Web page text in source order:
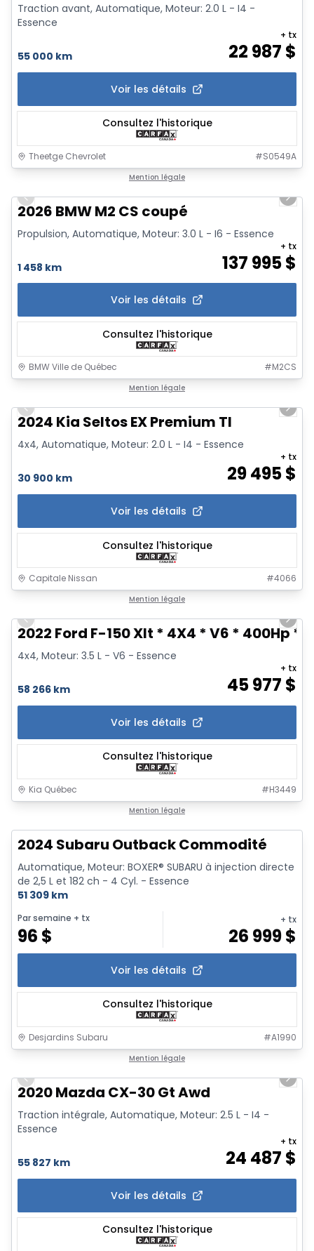
Traction avant, Automatique, Moteur: 2.0 L - I4 -
Essence
55 000 km 22 987 $
+ tx
Voir les détails
Consultez l'historique
Theetge Chevrolet #S0549A
Mention légale
Previous slide
Next
2026 BMW M2 CS coupé
Propulsion, Automatique, Moteur: 3.0 L - I6 - Essence
1 458 km 137 995$
+ tx
Voir les détails
Consultez l'historique
BMW Ville de Québec #M2CS
Mention légale
Previous slide
Next
2024 Kia Seltos EX Premium TI
4x4, Automatique, Moteur: 2.0 L - I4 - Essence
30 900 km 29 495$
+ tx
Voir les détails
Consultez l'historique
Capitale Nissan #4066
Mention légale
Previous slide
Next
2022 Ford F-150 Xlt * 4X4 * V6 * 400Hp
4x4, Moteur: 3.5 L - V6 - Essence
58 266 km 45 977 $
+ tx
Voir les détails
Consultez l'historique
Kia Québec #H3449
Mention légale
2024 Subaru Outback Commodité
Automatique, Moteur: BOXER® SUBARU à injection directe
de 2,5 L et 182 ch - 4 Cyl. - Essence
51 309 km
Par semaine + tx
96 $
+ tx
26 999$
Voir les détails
Consultez l'historique
Desjardins Subaru #A1990
Mention légale
Previous slide
Next
2020 Mazda CX-30 Gt Awd
Traction intégrale, Automatique, Moteur: 2.5 L - I4 -
Essence
55 827 km 24 487 $
+ tx
Voir les détails
Consultez l'historique